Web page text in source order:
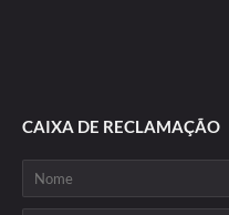
CAIXA DE RECLAMAÇÃO